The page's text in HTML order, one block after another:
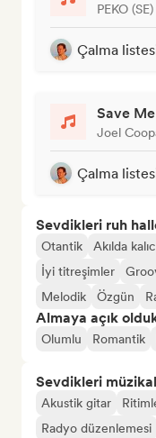
PEKO (SE)
Çalma
Save Me
Joel
Çalma
Sevdikleri ruh
Otantik Akılda
İyi titreşimler
Melodik
Özgün
Almaya açık
Olumlu Romantik
Sevdikleri
Akustik gitar
Radyo düzenlemesi